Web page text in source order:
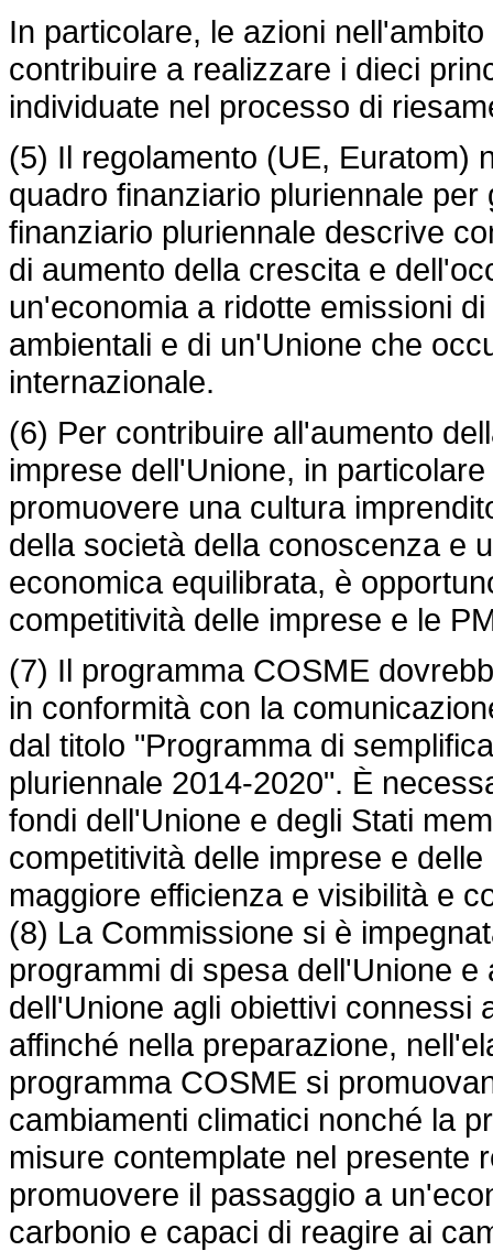
In particolare, le azioni
contribuire a realizzare i dieci
individuate nel processo di
(5) Il regolamento (UE, Euratom)
quadro finanziario pluriennale
finanziario pluriennale descrive
di aumento della crescita e
un'economia a ridotte emissioni
ambientali e di un'Unione che
internazionale.
(6) Per contribuire all'aumento
imprese dell'Unione, in
promuovere una cultura
della società della conoscenza e
economica equilibrata, è
competitività delle imprese e le
(7) Il programma COSME
in conformità con la
dal titolo "Programma di
pluriennale 2014-2020". È
fondi dell'Unione e degli Stati
competitività delle imprese e
maggiore efficienza e visibilità e
(8) La Commissione si è
programmi di spesa dell'Unione
dell'Unione agli obiettivi connessi
affinché nella preparazione,
programma COSME si
cambiamenti climatici nonché la
misure contemplate nel presente
promuovere il passaggio a
carbonio e capaci di reagire ai